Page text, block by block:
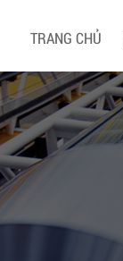
TRANG CHỦ